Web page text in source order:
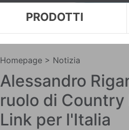
PRODOTTI
Homepage > Notizia
Alessandro
ruolo di
Link per l'Italia